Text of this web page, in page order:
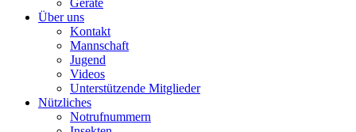
Über uns
Kontakt
Mannschaft
Jugend
Videos
Unterstützende Mitglieder
Nützliches
Notrufnummern